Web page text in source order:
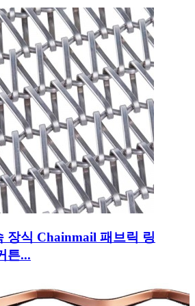
장식 Chainmail 패브릭 링
튼...